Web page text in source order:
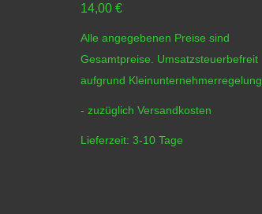
14,00 €
Alle angegebenen Preise sind
Gesamtpreise. Umsatzsteuerbefreit
aufgrund Kleinunternehmerregelung.
- zuzüglich Versandkosten
Lieferzeit: 3-10 Tage